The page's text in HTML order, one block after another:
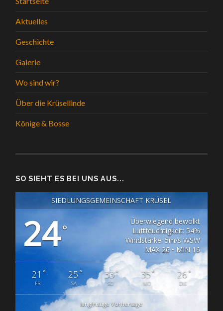
Aktuelles
Geschichte
Galerie
Wo sind wir?
Über die Krüsellinde
Könige & Bosse
SO SIEHT ES BEI UNS AUS...
SIEDLUNGSGEMEINSCHAFT KRÜSEL
24°
Überwiegend bewölkt
Luftfeuchtigkeit: 54%
Windstärke: 5m/s WSW
MAX 26 • MIN 16
21 °
FR
25°
SA
33°
SO
35°
MO
26°
DIE
langfristige Vorhersage